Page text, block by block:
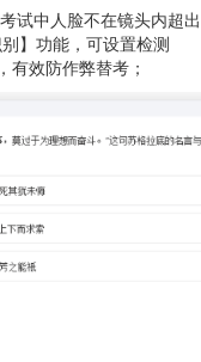
试中人脸不在镜头内超出
】功能，可设置检测
有效防作弊替考；